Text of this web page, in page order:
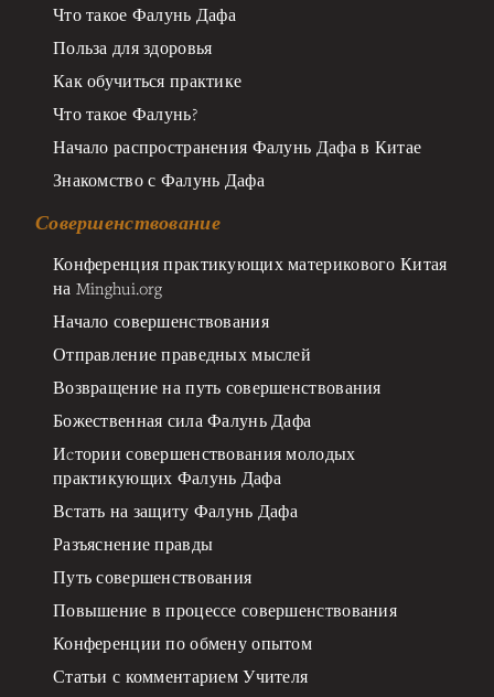
Что такое Фалунь Дафа
Польза для здоровья
Как обучиться практике
Что такое Фалунь?
Начало распространения Фалунь Дафа в Китае
Знакомство с Фалунь Дафа
Совершенствование
Конференция практикующих материкового Китая
на Minghui.org
Начало совершенствования
Отправление праведных мыслей
Возвращение на путь совершенствования
Божественная сила Фалунь Дафа
Иcтории совершенствования молодых
практикующих Фалунь Дафа
Встать на защиту Фалунь Дафа
Разъяснение правды
Путь совершенствования
Повышение в процессе совершенствования
Конференции по обмену опытом
Статьи с комментарием Учителя